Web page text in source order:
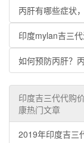
丙肝有哪些症状
印度mylan吉三
如何预防丙肝？
印度吉三代代购
康热门文章
2019年印度吉三